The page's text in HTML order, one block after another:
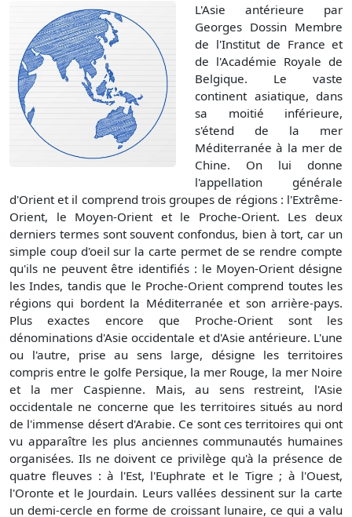
L'Asie antérieure par
Georges Dossin Membre
de l'Institut de France et
de l'Académie Royale de
Belgique. Le vaste
continent asiatique, dans
sa moitié inférieure,
s'étend de la mer
Méditerranée à la mer de
Chine. On lui donne
l'appellation générale
d'Orient et il comprend trois groupes de régions : l'Extrême-
Orient, le Moyen-Orient et le Proche-Orient. Les deux
derniers termes sont souvent confondus, bien à tort, car un
simple coup d'oeil sur la carte permet de se rendre compte
qu'ils ne peuvent être identifiés : le Moyen-Orient désigne
les Indes, tandis que le Proche-Orient comprend toutes les
régions qui bordent la Méditerranée et son arrière-pays.
Plus exactes encore que Proche-Orient sont les
dénominations d'Asie occidentale et d'Asie antérieure. L'une
ou l'autre, prise au sens large, désigne les territoires
compris entre le golfe Persique, la mer Rouge, la mer Noire
et la mer Caspienne. Mais, au sens restreint, l'Asie
occidentale ne concerne que les territoires situés au nord
de l'immense désert d'Arabie. Ce sont ces territoires qui ont
vu apparaître les plus anciennes communautés humaines
organisées. Ils ne doivent ce privilège qu'à la présence de
quatre fleuves : à l'Est, l'Euphrate et le Tigre ; à l'Ouest,
l'Oronte et le Jourdain. Leurs vallées dessinent sur la carte
un demi-cercle en forme de croissant lunaire, ce qui a valu